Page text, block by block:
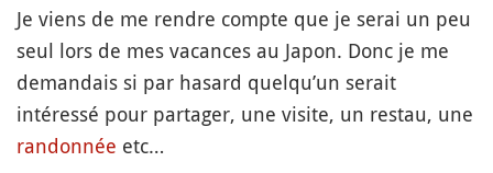
Je viens de me rendre compte que je serai un peu
seul lors de mes vacances au Japon. Donc je me
demandais si par hasard quelqu’un serait
intéressé pour partager, une visite, un restau, une
randonnée etc…